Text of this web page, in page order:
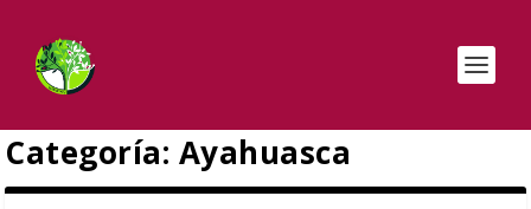
Categoría: Ayahuasca